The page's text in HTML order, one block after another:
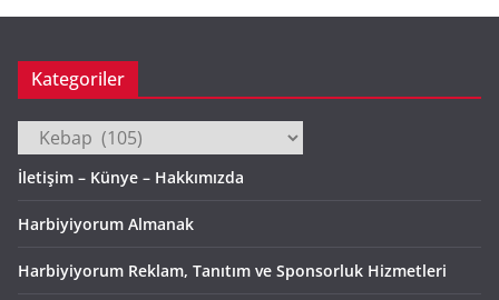
Kategoriler
Kategoriler
İletişim – Künye – Hakkımızda
Harbiyiyorum Almanak
Harbiyiyorum Reklam, Tanıtım ve Sponsorluk Hizmetleri